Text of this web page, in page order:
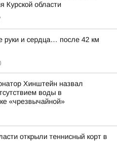
Курской области
руки и сердца… после 42 км
Хинштейн назвал
воды в
«чрезвычайной»
открыли теннисный корт в